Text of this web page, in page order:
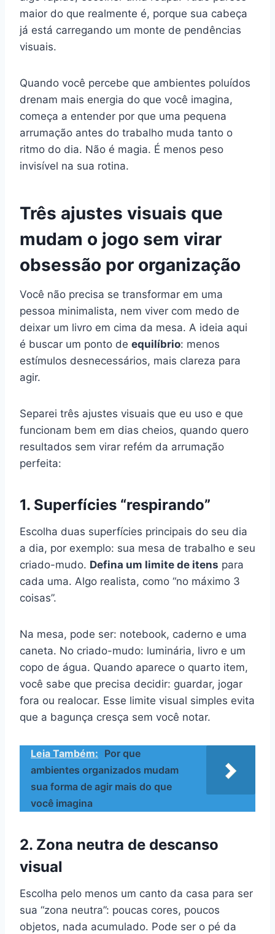
maior do que realmente é, porque sua cabeça
já está carregando um monte de pendências
visuais.
Quando você percebe que ambientes poluídos
drenam mais energia do que você imagina,
começa a entender por que uma pequena
arrumação antes do trabalho muda tanto o
ritmo do dia. Não é magia. É menos peso
invisível na sua rotina.
Três ajustes visuais que
mudam o jogo sem virar
obsessão por organização
Você não precisa se transformar em uma
pessoa minimalista, nem viver com medo de
deixar um livro em cima da mesa. A ideia aqui
é buscar um ponto de equilíbrio: menos
estímulos desnecessários, mais clareza para
agir.
Separei três ajustes visuais que eu uso e que
funcionam bem em dias cheios, quando quero
resultados sem virar refém da arrumação
perfeita:
1. Superfícies “respirando”
Escolha duas superfícies principais do seu dia
a dia, por exemplo: sua mesa de trabalho e seu
criado-mudo. Defina um limite de itens para
cada uma. Algo realista, como “no máximo 3
coisas”.
Na mesa, pode ser: notebook, caderno e uma
caneta. No criado-mudo: luminária, livro e um
copo de água. Quando aparece o quarto item,
você sabe que precisa decidir: guardar, jogar
fora ou realocar. Esse limite visual simples evita
que a bagunça cresça sem você notar.
Leia Também: Por que
ambientes organizados mudam
sua forma de agir mais do que
você imagina
2. Zona neutra de descanso
visual
Escolha pelo menos um canto da casa para ser
sua “zona neutra”: poucas cores, poucos
objetos, nada acumulado. Pode ser o pé da